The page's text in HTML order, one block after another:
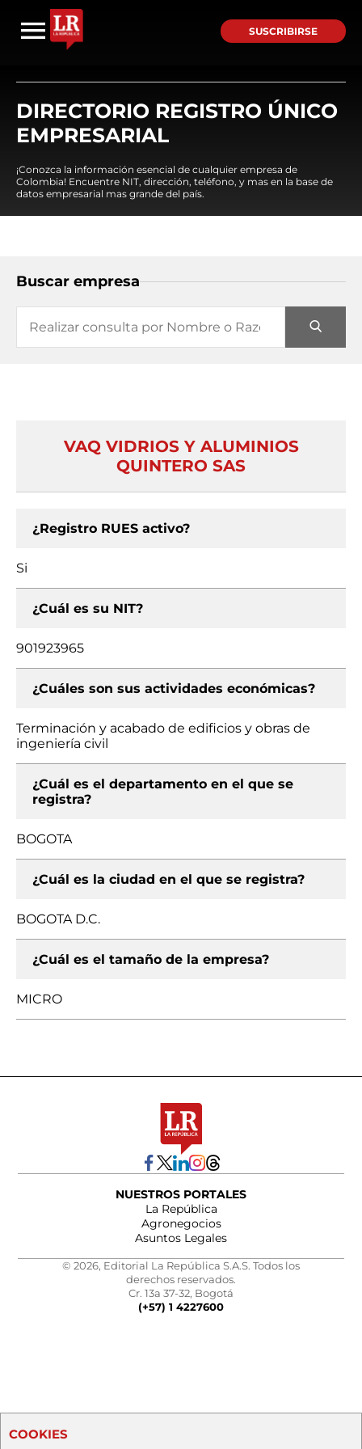
SUSCRIBIRSE
DIRECTORIO REGISTRO ÚNICO
EMPRESARIAL
¡Conozca la información esencial de cualquier empresa de
Colombia! Encuentre NIT, dirección, teléfono, y mas en la base de
datos empresarial mas grande del país.
Buscar empresa
VAQ VIDRIOS Y ALUMINIOS
QUINTERO SAS
¿Registro RUES activo?
Si
¿Cuál es su NIT?
901923965
¿Cuáles son sus actividades económicas?
Terminación y acabado de edificios y obras de
ingeniería civil
¿Cuál es el departamento en el que se
registra?
BOGOTA
¿Cuál es la ciudad en el que se registra?
BOGOTA D.C.
¿Cuál es el tamaño de la empresa?
MICRO
NUESTROS PORTALES
La República
Agronegocios
Asuntos Legales
© 2026, Editorial La República S.A.S. Todos los
derechos reservados.
Cr. 13a 37-32, Bogotá
(+57) 1 4227600
COOKIES